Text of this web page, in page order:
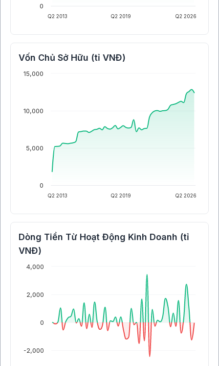
Q2 2013 Q2 2019 Q2 2026
0
Vốn Chủ Sở Hữu (tỉ VNĐ)
Q2 2013 Q2 2019 Q2 2026
0
5,000
10,000
15,000
Dòng Tiền Từ Hoạt Động Kinh Doanh (tỉ
VNĐ)
-2,000
0
2,000
4,000